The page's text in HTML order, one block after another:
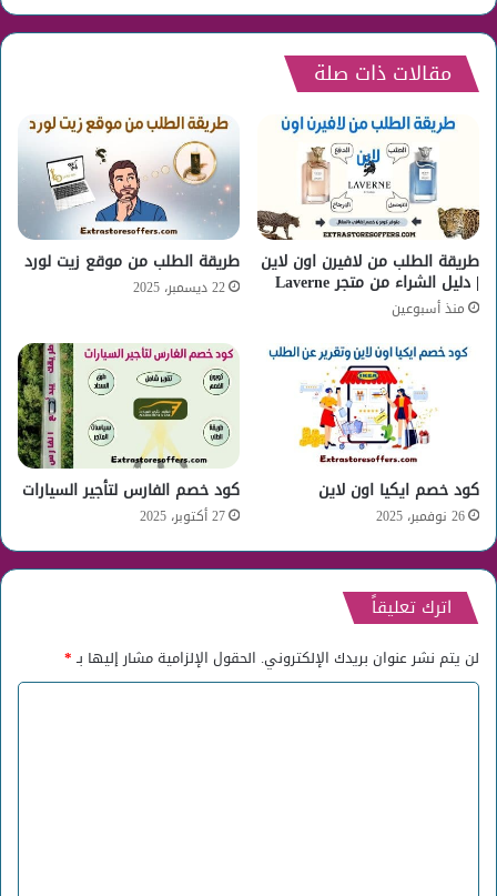
مقالات ذات صلة
طريقة الطلب من لافيرن اون لاين
| دليل الشراء من متجر Laverne
منذ أسبوعين
طريقة الطلب من موقع زيت لورد
22 ديسمبر، 2025
كود خصم ايكيا اون لاين
26 نوفمبر، 2025
كود خصم الفارس لتأجير السيارات
27 أكتوبر، 2025
اترك تعليقاً
لن يتم نشر عنوان بريدك الإلكتروني. الحقول الإلزامية مشار إليها بـ*